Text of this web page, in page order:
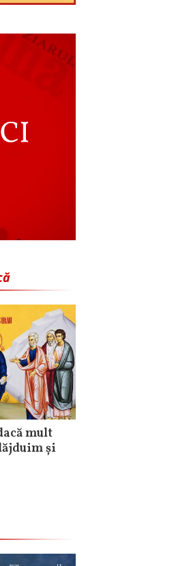
mult
și